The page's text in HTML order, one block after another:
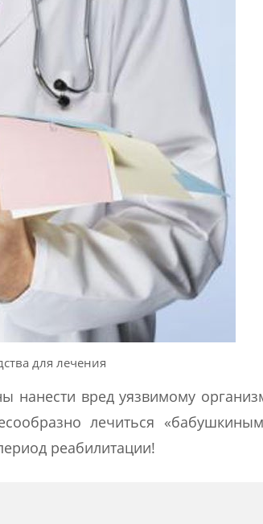
для лечения
нанести вред уязвимому
лечиться
реабилитации!